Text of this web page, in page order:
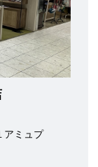
アミュプ